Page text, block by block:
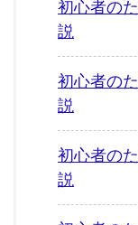
初心者の
説
初心者の
説
初心者の
説